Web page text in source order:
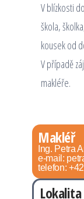
V blízkosti
škola,
kousek od
V případě
makléře.
Makléř
Ing. Petra
e-mail:
telefon:
Lokalita